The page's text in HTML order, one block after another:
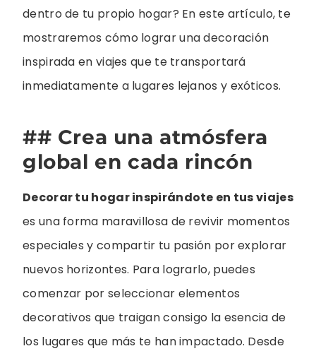
dentro de tu propio hogar? En este artículo, te
mostraremos cómo lograr una decoración
inspirada en viajes que te transportará
inmediatamente a lugares lejanos y exóticos.
## Crea una atmósfera
global en cada rincón
Decorar tu hogar inspirándote en tus viajes
es una forma maravillosa de revivir momentos
especiales y compartir tu pasión por explorar
nuevos horizontes. Para lograrlo, puedes
comenzar por seleccionar elementos
decorativos que traigan consigo la esencia de
los lugares que más te han impactado. Desde